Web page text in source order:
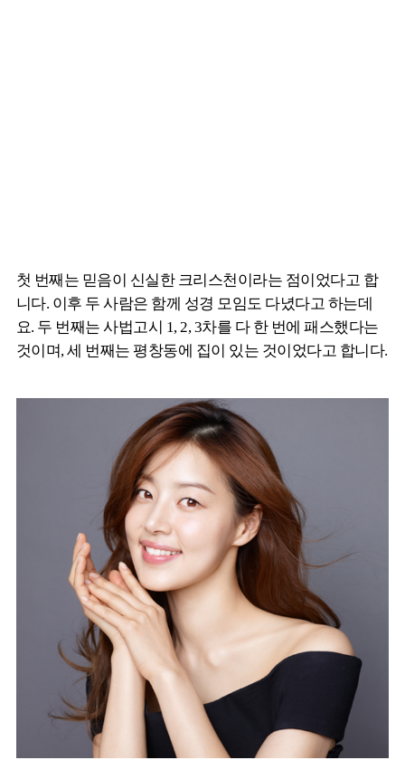
첫 번째는 믿음이 신실한 크리스천이라는 점이었다고 합
니다. 이후 두 사람은 함께 성경 모임도 다녔다고 하는데
요. 두 번째는 사법고시 1, 2, 3차를 다 한 번에 패스했다는
것이며, 세 번째는 평창동에 집이 있는 것이었다고 합니다.